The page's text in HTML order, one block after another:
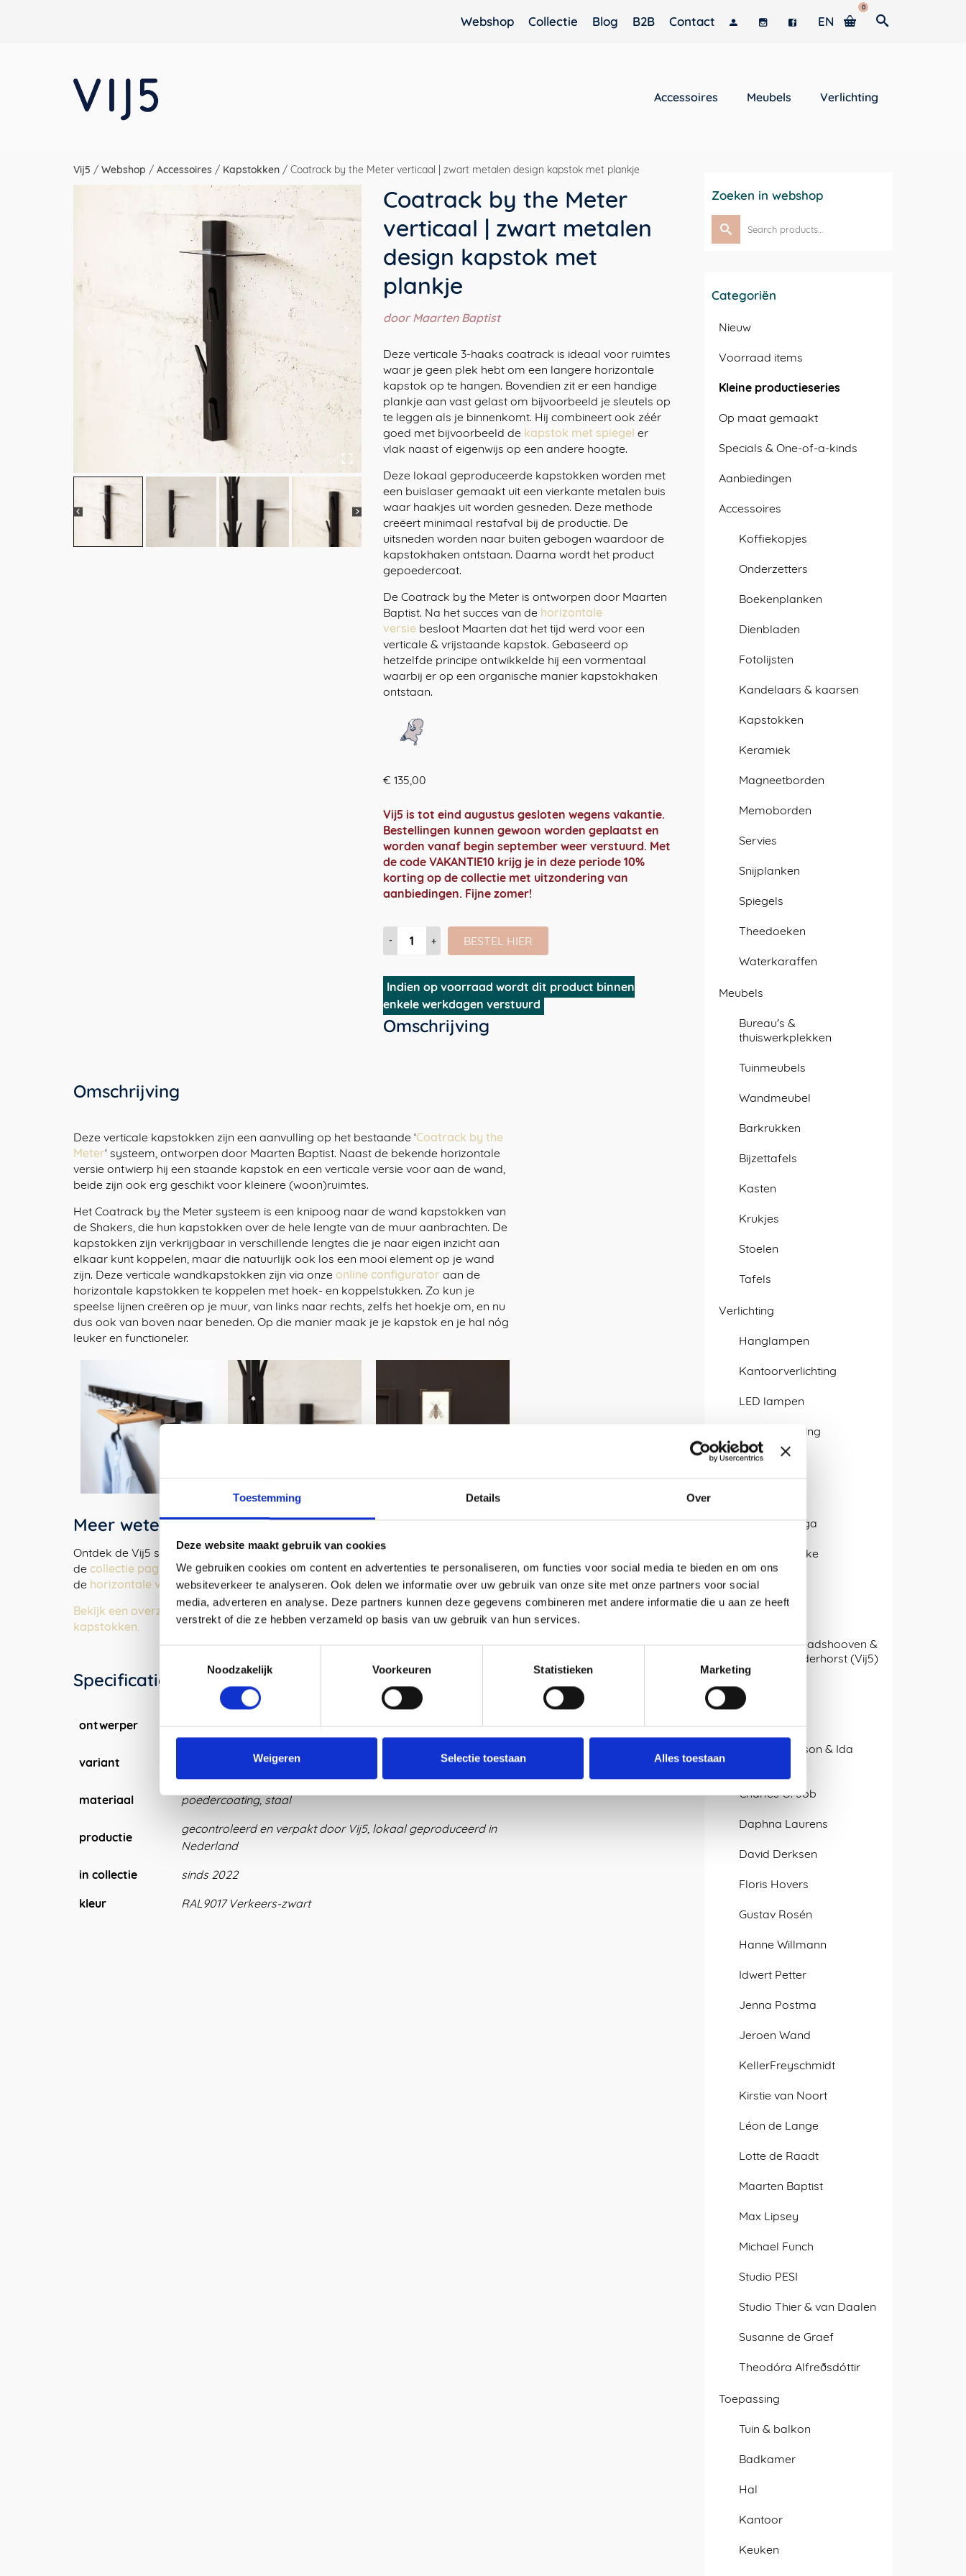
Toestemming Details Over
Deze website maakt gebruik van cookies
We gebruiken cookies om content en advertenties te personaliseren, om functies voor social media te bieden en om ons
websiteverkeer te analyseren. Ook delen we informatie over uw gebruik van onze site met onze partners voor social
media, adverteren en analyse. Deze partners kunnen deze gegevens combineren met andere informatie die u aan ze heeft
verstrekt of die ze hebben verzameld op basis van uw gebruik van hun services.
Noodzakelijk
Voorkeuren Statistieken Marketing
Weigeren Selectie toestaan Alles toestaan
0
Webshop Collectie Blog B2B Contact EN
Accessoires Meubels Verlichting
Vij5 / Webshop / Accessoires / Kapstokken / Coatrack by the Meter verticaal | zwart metalen design kapstok met plankje
Coatrack by the Meter
verticaal | zwart metalen
design kapstok met
plankje
door Maarten Baptist
Deze verticale 3-haaks coatrack is ideaal voor ruimtes
waar je geen plek hebt om een langere horizontale
kapstok op te hangen. Bovendien zit er een handige
plankje aan vast gelast om bijvoorbeeld je sleutels op
te leggen als je binnenkomt. Hij combineert ook zéér
goed met bijvoorbeeld de kapstok met spiegel er
vlak naast of eigenwijs op een andere hoogte.
Deze lokaal geproduceerde kapstokken worden met
een buislaser gemaakt uit een vierkante metalen buis
waar haakjes uit worden gesneden.⁠ Deze methode
creëert minimaal restafval bij de productie. De
uitsneden worden naar buiten gebogen waardoor de
kapstokhaken ontstaan. Daarna wordt het product
gepoedercoat.
De Coatrack by the Meter is ontworpen door Maarten
Baptist. Na het succes van de horizontale
versie besloot Maarten dat het tijd werd voor een
verticale & vrijstaande kapstok. Gebaseerd op
hetzelfde principe ontwikkelde hij een vormentaal
waarbij er op een organische manier kapstokhaken
ontstaan.
€ 135,00
Vij5 is tot eind augustus gesloten wegens vakantie.
Bestellingen kunnen gewoon worden geplaatst en
worden vanaf begin september weer verstuurd. Met
de code VAKANTIE10 krijg je in deze periode 10%
korting op de collectie met uitzondering van
aanbiedingen. Fijne zomer!
Coatrack
Meter
verticaal
|
zwart
BESTEL HIER
Indien op voorraad wordt dit product binnen
enkele werkdagen verstuurd
Omschrijving
Omschrijving
Deze verticale kapstokken zijn een aanvulling op het bestaande ‘Coatrack by the
Meter‘ systeem, ontworpen door Maarten Baptist. Naast de bekende horizontale
versie ontwierp hij een staande kapstok en een verticale versie voor aan de wand,
beide zijn ook erg geschikt voor kleinere (woon)ruimtes.
Het Coatrack by the Meter systeem is een knipoog naar de wand kapstokken van
de Shakers, die hun kapstokken over de hele lengte van de muur aanbrachten. De
kapstokken zijn verkrijgbaar in verschillende lengtes die je naar eigen inzicht aan
elkaar kunt koppelen, maar die natuurlijk ook los een mooi element op je wand
zijn. Deze verticale wandkapstokken zijn via onze online configurator aan de
horizontale kapstokken te koppelen met hoek- en koppelstukken. Zo kun je
speelse lijnen creëren op je muur, van links naar rechts, zelfs het hoekje om, en nu
dus ook van boven naar beneden. Op die manier maak je je kapstok en je hal nóg
leuker en functioneler.
Meer weten over dit product?
Ontdek de Vij5 stappen in het proces van deze verticale Coatrack by the Meter op
de collectie pagina met meer beeldmateriaal en achtergrondinformatie of check
de horizontale versie van de Coatrack by the Meter hier.
Bekijk een overzicht van al onze kapstokken en wandhaken in de categorie
kapstokken.
Specificaties
ontwerper Maarten Baptist
variant
50cm met plankje (10x20cm), 50cm met spiegel (30x30cm),
materiaal
poedercoating, staal
productie
gecontroleerd en verpakt door Vij5, lokaal geproduceerd in
Nederland
in collectie
sinds 2022
kleur
RAL9017 Verkeers-zwart
Zoeken in webshop
Search
for:
Categoriën
Nieuw
Voorraad items
Kleine productieseries
Op maat gemaakt
Specials & One-of-a-kinds
Aanbiedingen
Accessoires
Koffiekopjes
Onderzetters
Boekenplanken
Dienbladen
Fotolijsten
Kandelaars & kaarsen
Kapstokken
Keramiek
Magneetborden
Memoborden
Servies
Snijplanken
Spiegels
Theedoeken
Waterkaraffen
Meubels
Bureau's &
thuiswerkplekken
Tuinmeubels
Wandmeubel
Barkrukken
Bijzettafels
Kasten
Krukjes
Stoelen
Tafels
Verlichting
Hanglampen
Kantoorverlichting
LED lampen
Sfeerverlichting
Wandlamp
Isabel Quiroga
Alissa + Nienke
Antje Pesel
Arjan van Raadshooven &
Anieke Branderhorst (Vij5)
Atelier LvdW
Caroline Olsson & Ida
Charles O. Job
Daphna Laurens
David Derksen
Floris Hovers
Gustav Rosén
Hanne Willmann
Idwert Petter
Jenna Postma
Jeroen Wand
KellerFreyschmidt
Kirstie van Noort
Léon de Lange
Lotte de Raadt
Maarten Baptist
Max Lipsey
Michael Funch
Studio PESI
Studio Thier & van Daalen
Susanne de Graef
Theodóra Alfreðsdóttir
Toepassing
Tuin & balkon
Badkamer
Hal
Kantoor
Keuken